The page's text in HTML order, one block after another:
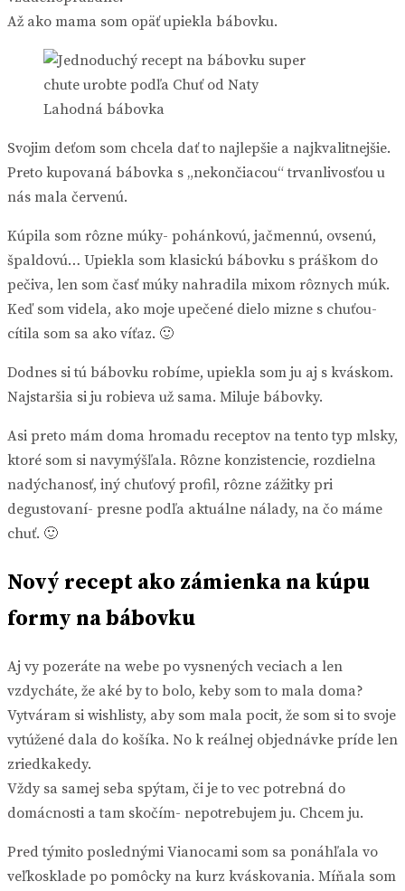
Až ako mama som opäť upiekla bábovku.
Lahodná bábovka
Svojim deťom som chcela dať to najlepšie a najkvalitnejšie.
Preto kupovaná bábovka s „nekončiacou“ trvanlivosťou u
nás mala červenú.
Kúpila som rôzne múky- pohánkovú, jačmennú, ovsenú,
špaldovú… Upiekla som klasickú bábovku s práškom do
pečiva, len som časť múky nahradila mixom rôznych múk.
Keď som videla, ako moje upečené dielo mizne s chuťou-
cítila som sa ako víťaz. 🙂
Dodnes si tú bábovku robíme, upiekla som ju aj s kváskom.
Najstaršia si ju robieva už sama. Miluje bábovky.
Asi preto mám doma hromadu receptov na tento typ mlsky,
ktoré som si navymýšľala. Rôzne konzistencie, rozdielna
nadýchanosť, iný chuťový profil, rôzne zážitky pri
degustovaní- presne podľa aktuálne nálady, na čo máme
chuť. 🙂
Nový recept ako zámienka na kúpu
formy na bábovku
Aj vy pozeráte na webe po vysnených veciach a len
vzdycháte, že aké by to bolo, keby som to mala doma?
Vytváram si wishlisty, aby som mala pocit, že som si to svoje
vytúžené dala do košíka. No k reálnej objednávke príde len
zriedkakedy.
Vždy sa samej seba spýtam, či je to vec potrebná do
domácnosti a tam skočím- nepotrebujem ju. Chcem ju.
Pred týmito poslednými Vianocami som sa ponáhľala vo
veľkosklade po pomôcky na kurz kváskovania. Míňala som